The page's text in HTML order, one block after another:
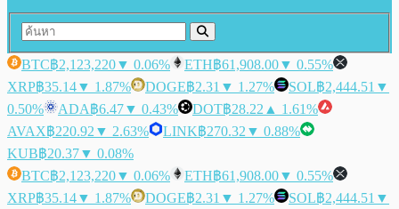
BTC฿2,123,220▼ 0.06% ETH฿61,908.00▼ 0.55%
XRP฿35.14▼ 1.87% DOGE฿2.31 ▼ 1.27% SOL฿2,444.51 ▼
0.50%
ADA฿6.47▼ 0.43% DOT฿28.22 ▲ 1.61%
AVAX฿220.92 ▼ 2.63% LINK฿270.32 ▼ 0.88%
KUB฿20.37▼ 0.08%
BTC฿2,123,220▼ 0.06% ETH฿61,908.00▼ 0.55%
XRP฿35.14▼ 1.87% DOGE฿2.31 ▼ 1.27% SOL฿2,444.51 ▼